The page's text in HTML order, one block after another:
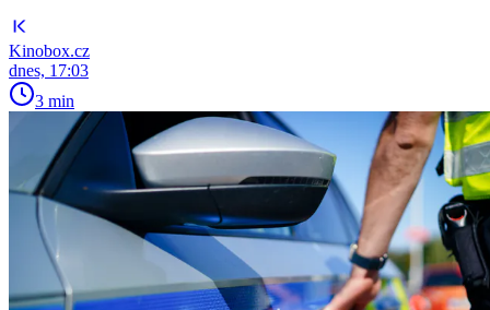
Kinobox.cz
dnes, 17:03
3 min